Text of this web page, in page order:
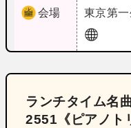
会場 東京第
ランチタイム名
2551《ピアノト